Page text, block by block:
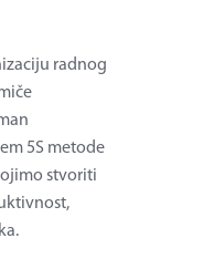
radnog
5S metode
stvoriti